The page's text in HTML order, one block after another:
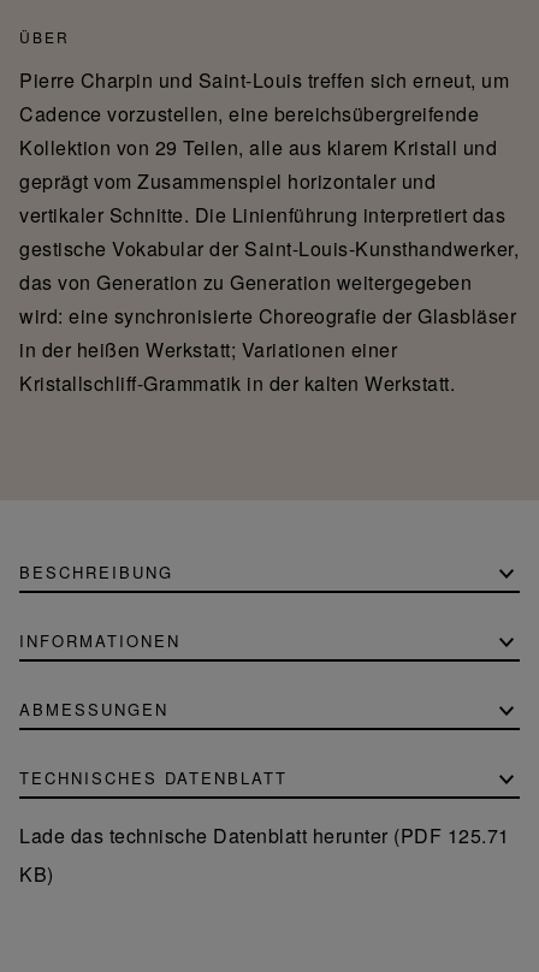
ÜBER
Pierre Charpin und Saint-Louis treffen sich erneut, um
Cadence vorzustellen, eine bereichsübergreifende
Kollektion von 29 Teilen, alle aus klarem Kristall und
geprägt vom Zusammenspiel horizontaler und
vertikaler Schnitte. Die Linienführung interpretiert das
gestische Vokabular der Saint-Louis-Kunsthandwerker,
das von Generation zu Generation weitergegeben
wird: eine synchronisierte Choreografie der Glasbläser
in der heißen Werkstatt; Variationen einer
Kristallschliff-Grammatik in der kalten Werkstatt.
BESCHREIBUNG
INFORMATIONEN
ABMESSUNGEN
TECHNISCHES DATENBLATT
Lade das technische Datenblatt herunter (PDF 125.71
KB)